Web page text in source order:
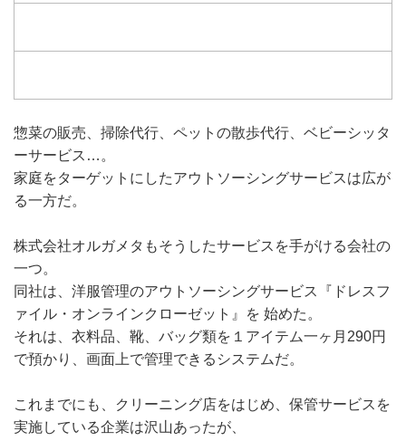
惣菜の販売、掃除代行、ペットの散歩代行、ベビーシッタ
ーサービス…。
家庭をターゲットにしたアウトソーシングサービスは広が
る一方だ。
株式会社オルガメタもそうしたサービスを手がける会社の
一つ。
同社は、洋服管理のアウトソーシングサービス『ドレスフ
ァイル・オンラインクローゼット』を 始めた。
それは、衣料品、靴、バッグ類を１アイテム一ヶ月290円
で預かり、画面上で管理できるシステムだ。
これまでにも、クリーニング店をはじめ、保管サービスを
実施している企業は沢山あったが、